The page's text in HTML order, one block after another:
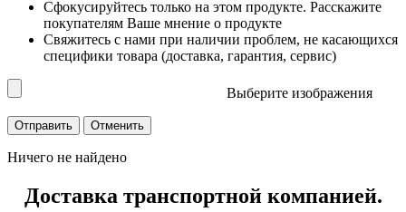
Сфокусируйтесь только на этом продукте. Расскажите
покупателям Ваше мнение о продукте
Свяжитесь с нами при наличии проблем, не касающихся
специфики товара (доставка, гарантия, сервис)
Выберите изображения
Ничего не найдено
Доставка транспортной компанией.